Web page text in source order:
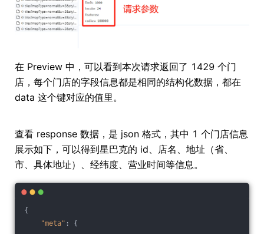
在 Preview 中，可以看到本次请求返回了 1429 个门
店，每个门店的字段信息都是相同的结构化数据，都在
data 这个键对应的值里。
查看 response 数据，是 json 格式，其中 1 个门店信息
展示如下，可以得到星巴克的 id、店名、地址（省、
市、具体地址）、经纬度、营业时间等信息。
{
"meta" : {